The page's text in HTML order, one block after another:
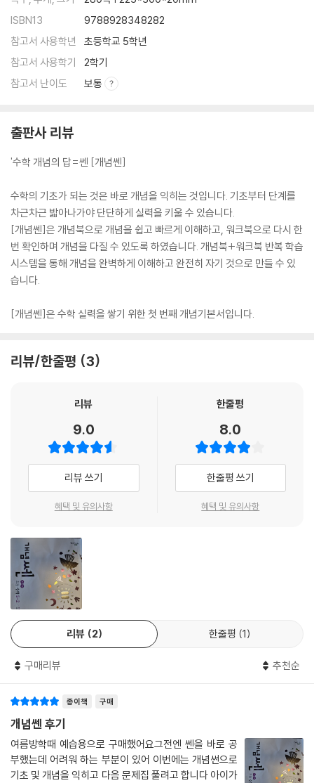
ISBN13
9788928348282
참고서 사용학년
초등학교 5학년
참고서 사용학기
2학기
참고서 난이도
보통
출판사 리뷰
'수학 개념의 답=쎈 [개념쎈]
수학의 기초가 되는 것은 바로 개념을 익히는 것입니다. 기초부터 단계를
차근차근 밟아나가야 단단하게 실력을 키울 수 있습니다.
[개념쎈]은 개념북으로 개념을 쉽고 빠르게 이해하고, 워크북으로 다시 한
번 확인하며 개념을 다질 수 있도록 하였습니다. 개념북+워크북 반복 학습
시스템을 통해 개념을 완벽하게 이해하고 완전히 자기 것으로 만들 수 있
습니다.
[개념쎈]은 수학 실력을 쌓기 위한 첫 번째 개념기본서입니다.
리뷰/한줄평 3
리뷰
9.0
리뷰 쓰기
혜택 및 유의사항
한줄평
8.0
한줄평 쓰기
혜택 및 유의사항
리뷰 2 한줄평 1
구매리뷰 추천순
종이책 구매
개념쎈 후기
여름방학때 예습용으로 구매했어요그전엔 쎈을 바로 공
부했는데 어려워 하는 부분이 있어 이번에는 개념썬으로
기초 및 개념을 익히고 다음 문제집 풀려고 합니다 아이가